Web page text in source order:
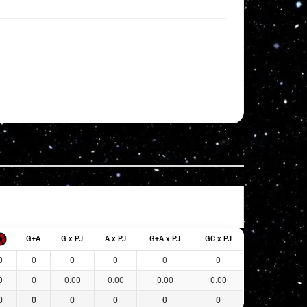
G+A G x PJ A x PJ G+A x PJ GC x PJ
0 0 0 0 0
0 0.00 0.00 0.00 0.00
0 0 0 0 0